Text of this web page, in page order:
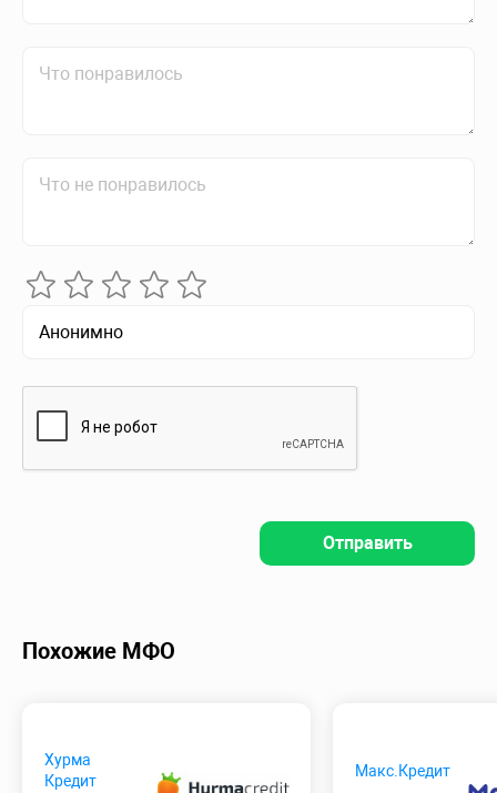
Отправить
Похожие МФО
Хурма
Кредит
Макс.Кредит